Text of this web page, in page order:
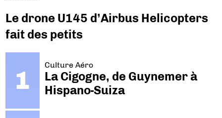
Le drone U145 d’Airbus Helicopters
fait des petits
Culture Aéro
La Cigogne, de Guynemer à
Hispano-Suiza